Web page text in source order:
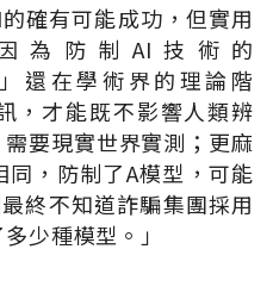
的確有可能成功，但實用
為防制 AI 技術的
」還在學術界的理論階
，才能既不影響人類辨
要現實世界實測；更麻
同，防制了A模型，可能
終不知道詐騙集團採用
少種模型。」